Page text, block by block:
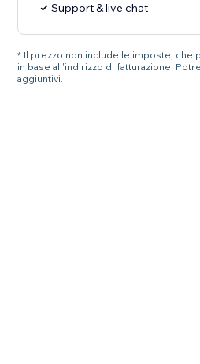
Support & live chat
* Il prezzo non include le imposte,
in base all'indirizzo di fatturazione.
aggiuntivi.